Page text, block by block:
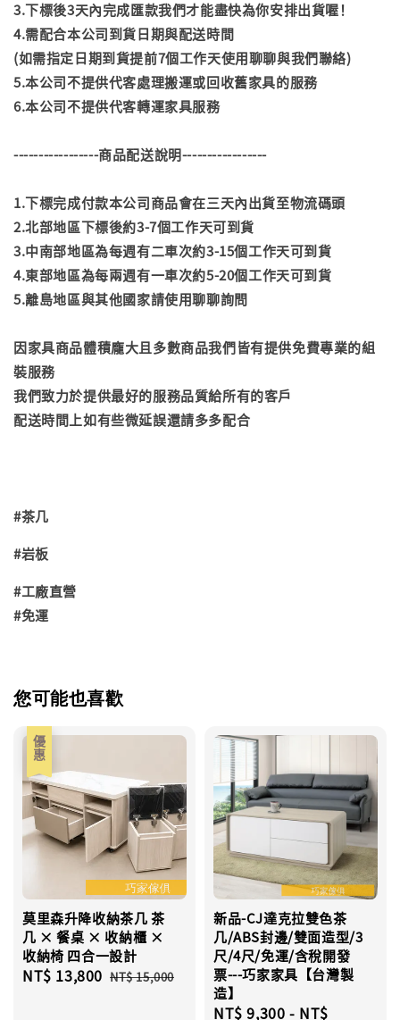
3.下標後3天內完成匯款我們才能盡快為你安排出貨喔！
4.需配合本公司到貨日期與配送時間
(如需指定日期到貨提前7個工作天使用聊聊與我們聯絡)
5.本公司不提供代客處理搬運或回收舊家具的服務
6.本公司不提供代客轉運家具服務
-----------------商品配送說明-----------------
1.下標完成付款本公司商品會在三天內出貨至物流碼頭
2.北部地區下標後約3-7個工作天可到貨
3.中南部地區為每週有二車次約3-15個工作天可到貨
4.東部地區為每兩週有一車次約5-20個工作天可到貨
5.離島地區與其他國家請使用聊聊詢問
因家具商品體積龐大且多數商品我們皆有提供免費專業的組
裝服務
我們致力於提供最好的服務品質給所有的客戶
配送時間上如有些微延誤還請多多配合
#茶几
#岩板
#工廠直營
#免運
您可能也喜歡
優惠
莫里森升降收納茶几 茶
几 × 餐桌 × 收納櫃 ×
收納椅 四合一設計
Sale
NT$ 13,800 Regular
NT$ 15,000
新品-CJ達克拉雙色茶
几/ABS封邊/雙面造型/3
尺/4尺/免運/含稅開發
票---巧家家具【台灣製
造】
Regular
NT$ 9,300 - NT$